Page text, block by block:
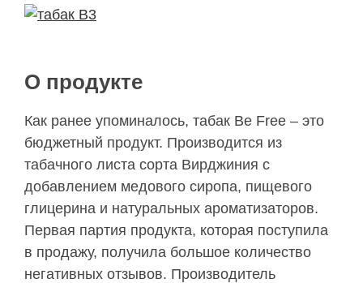
О продукте
Как ранее упоминалось, табак Be Free – это
бюджетный продукт. Производится из
табачного листа сорта Вирджиния с
добавлением медового сиропа, пищевого
глицерина и натуральных ароматизаторов.
Первая партия продукта, которая поступила
в продажу, получила большое количество
негативных отзывов. Производитель